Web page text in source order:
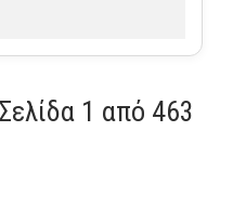
Σελίδα 1 από 463